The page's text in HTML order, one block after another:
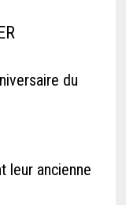
du
leur ancienne